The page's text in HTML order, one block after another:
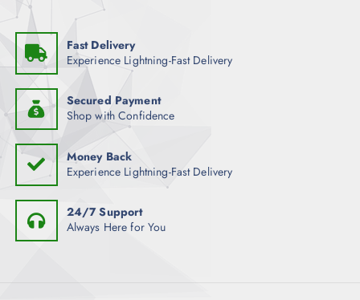
Fast Delivery
Experience Lightning-Fast Delivery
Secured Payment
Shop with Confidence
Money Back
Experience Lightning-Fast Delivery
24/7 Support
Always Here for You